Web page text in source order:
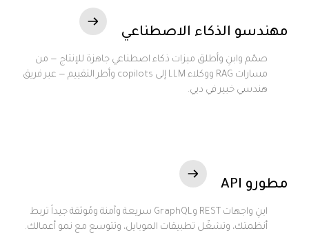
مهندسو الذكاء الاصطناعي
صمّم وابنِ وأطلق ميزات ذكاء اصطناعي جاهزة للإنتاج — من
مسارات RAG ووكلاء LLM إلى copilots وأطر التقييم — عبر فريق
هندسي خبير في دبي.
مطورو API
ابنِ واجهات REST وGraphQL سريعة وآمنة ومُوثقة جيداً تربط
أنظمتك، وتشغّل تطبيقات الموبايل، وتتوسع مع نمو أعمالك.